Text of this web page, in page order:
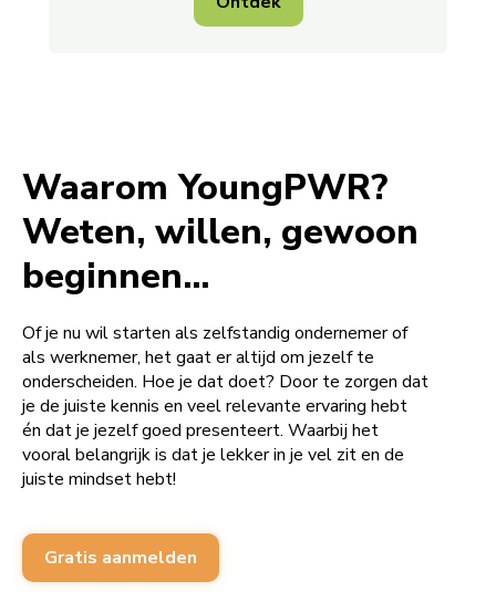
Waarom YoungPWR?
Weten, willen, gewoon
beginnen...
Of je nu wil starten als zelfstandig ondernemer of
als werknemer, het gaat er altijd om jezelf te
onderscheiden. Hoe je dat doet? Door te zorgen dat
je de juiste kennis en veel relevante ervaring hebt
én dat je jezelf goed presenteert. Waarbij het
vooral belangrijk is dat je lekker in je vel zit en de
juiste mindset hebt!
Gratis aanmelden